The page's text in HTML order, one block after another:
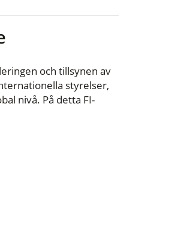
och tillsynen av
styrelser,
nivå. På detta FI-